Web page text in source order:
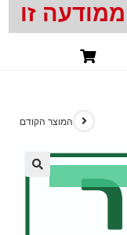
המוצר הקודם